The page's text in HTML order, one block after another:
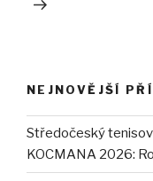
NEJNOVĚJŠÍ
Středočeský
KOCMANA 2026: